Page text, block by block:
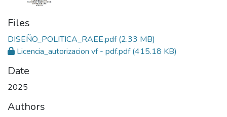
Files
DISEÑO_POLITICA_RAEE.pdf(2.33 MB)
Licencia_autorizacion vf - pdf.pdf(415.18 KB)
Date
2025
Authors